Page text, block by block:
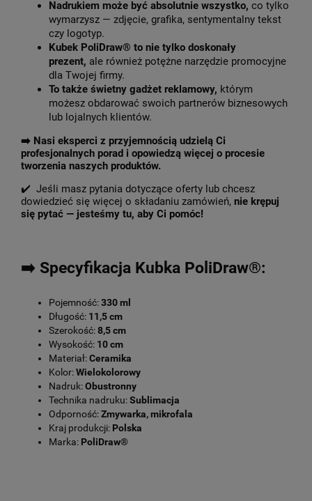
Nadrukiem może być absolutnie wszystko, co tylko
wymarzysz — zdjęcie, grafika, sentymentalny tekst
czy logotyp.
Kubek PoliDraw® to nie tylko doskonały
prezent, ale również potężne narzędzie promocyjne
dla Twojej firmy.
To także świetny gadżet reklamowy, którym
możesz obdarować swoich partnerów biznesowych
lub lojalnych klientów.
➡️ Nasi eksperci z przyjemnością udzielą Ci
profesjonalnych porad i opowiedzą więcej o procesie
tworzenia naszych produktów.
✔️ Jeśli masz pytania dotyczące oferty lub chcesz
dowiedzieć się więcej o składaniu zamówień, nie krępuj
się pytać — jesteśmy tu, aby Ci pomóc!
➡️ Specyfikacja Kubka PoliDraw®:
Pojemność:330 ml
Długość: 11,5 cm
Szerokość:8,5 cm
Wysokość: 10 cm
Materiał:Ceramika
Kolor:Wielokolorowy
Nadruk:Obustronny
Technika nadruku:Sublimacja
Odporność:Zmywarka, mikrofala
Kraj produkcji: Polska
Marka: PoliDraw®